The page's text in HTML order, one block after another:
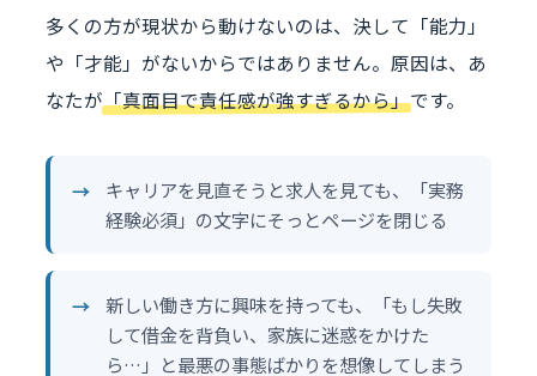
多くの方が現状から動けないのは、決して「能力」
や「才能」がないからではありません。原因は、あ
なたが「真面目で責任感が強すぎるから」です。
キャリアを見直そうと求人を見ても、「実務
経験必須」の文字にそっとページを閉じる
新しい働き方に興味を持っても、「もし失敗
して借金を背負い、家族に迷惑をかけた
ら…」と最悪の事態ばかりを想像してしまう